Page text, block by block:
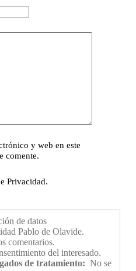
y web en este
comente.
Privacidad.
de datos
Pablo de Olavide.
comentarios.
del interesado.
de tratamiento: No se